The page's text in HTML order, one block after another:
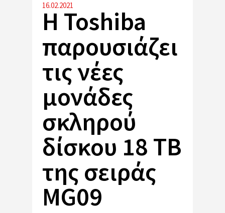
16.02.2021
Η Toshiba
παρουσιάζει
τις νέες
μονάδες
σκληρού
δίσκου 18 TB
της σειράς
MG09